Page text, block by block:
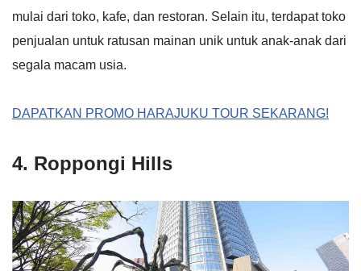
mulai dari toko, kafe, dan restoran. Selain itu, terdapat toko
penjualan untuk ratusan mainan unik untuk anak-anak dari
segala macam usia.
DAPATKAN PROMO HARAJUKU TOUR SEKARANG!
4. Roppongi Hills